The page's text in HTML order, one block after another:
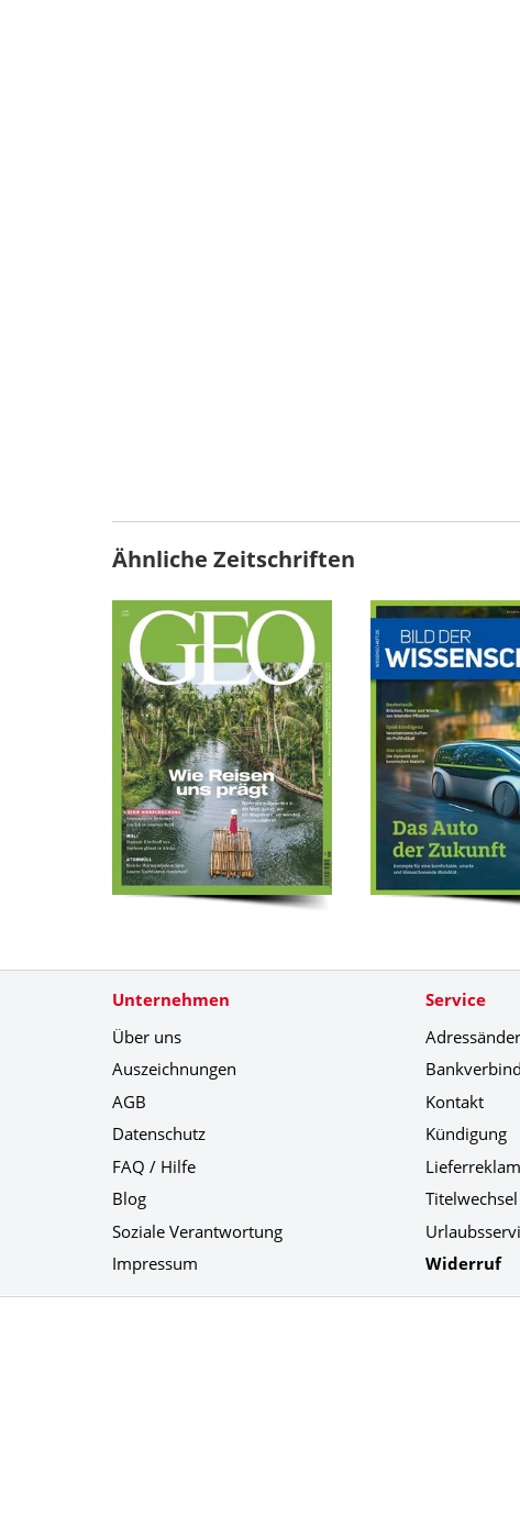
Ähnliche Zeitschriften
Unternehmen
Über uns
Auszeichnungen
AGB
Datenschutz
FAQ / Hilfe
Blog
Soziale Verantwortung
Impressum
Service
Kontakt
Kündigung
Titelwechsel
Widerruf